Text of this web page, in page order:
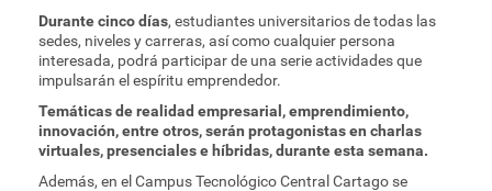
Durante cinco días, estudiantes universitarios de todas las
sedes, niveles y carreras, así como cualquier persona
interesada, podrá participar de una serie actividades que
impulsarán el espíritu emprendedor.
Temáticas de realidad empresarial, emprendimiento,
innovación, entre otros, serán protagonistas en charlas
virtuales, presenciales e híbridas, durante esta semana.
Además, en el Campus Tecnológico Central Cartago se